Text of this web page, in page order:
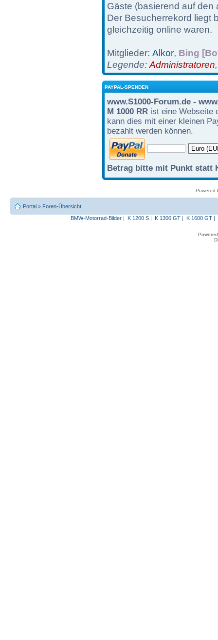
Gäste (basierend auf den
Der Besucherrekord liegt
gleichzeitig online waren.
Mitglieder: Alkor, Bing
Legende: Administratoren
PAYPAL-SPENDEN
www.S1000-Forum.de -
M 1000 RR ist eine Webseite
kann dies mit einer kleinen
bezahlt werden können.
Betrag bitte mit Punkt statt
Powered
Portal » Foren-Übersicht
BMW-Motorrad-Bilder| K 1200 S| K 1300 GT| K 1600 GT|